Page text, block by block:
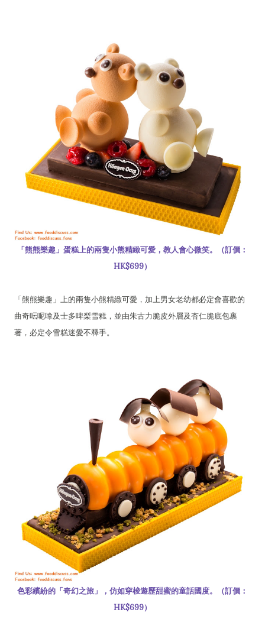
「熊熊樂趣」蛋糕上的兩隻小熊精緻可愛，教人會心微笑。（訂價：
HK$699）
「熊熊樂趣」上的兩隻小熊精緻可愛，加上男女老幼都必定會喜歡的
曲奇呍呢嗱及士多啤梨雪糕，並由朱古力脆皮外層及杏仁脆底包裹
著，必定令雪糕迷愛不釋手。
色彩繽紛的「奇幻之旅」，仿如穿梭遊歷甜蜜的童話國度。（訂價：
HK$699）